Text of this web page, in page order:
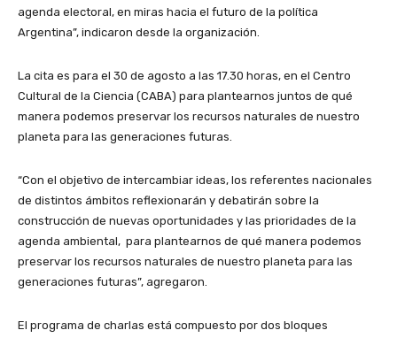
agenda electoral, en miras hacia el futuro de la política
Argentina”, indicaron desde la organización.
La cita es para el 30 de agosto a las 17.30 horas, en el Centro
Cultural de la Ciencia (CABA) para plantearnos juntos de qué
manera podemos preservar los recursos naturales de nuestro
planeta para las generaciones futuras.
“Con el objetivo de intercambiar ideas, los referentes nacionales
de distintos ámbitos reflexionarán y debatirán sobre la
construcción de nuevas oportunidades y las prioridades de la
agenda ambiental, para plantearnos de qué manera podemos
preservar los recursos naturales de nuestro planeta para las
generaciones futuras”, agregaron.
El programa de charlas está compuesto por dos bloques